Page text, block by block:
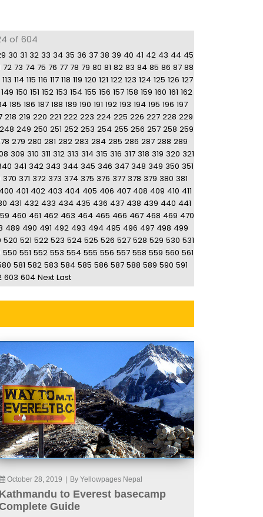
of 604
30 31 32 33 34 35 36 37 38 39 40 41 42 43 44 45
72 73 74 75 76 77 78 79 80 81 82 83 84 85 86 87 88
113 114 115 116 117 118 119 120 121 122 123 124 125 126 127
149 150 151 152 153 154 155 156 157 158 159 160 161 162
185 186 187 188 189 190 191 192 193 194 195 196 197
218 219 220 221 222 223 224 225 226 227 228 229
248 249 250 251 252 253 254 255 256 257 258 259
279 280 281 282 283 284 285 286 287 288 289
309 310 311 312 313 314 315 316 317 318 319 320 321
341 342 343 344 345 346 347 348 349 350 351
370 371 372 373 374 375 376 377 378 379 380 381
401 402 403 404 405 406 407 408 409 410 411
431 432 433 434 435 436 437 438 439 440 441
460 461 462 463 464 465 466 467 468 469 470
489 490 491 492 493 494 495 496 497 498 499
520 521 522 523 524 525 526 527 528 529 530 531
550 551 552 553 554 555 556 557 558 559 560 561
581 582 583 584 585 586 587 588 589 590 591
603 604 Next Last
October 28, 2019 By Yellowpages Nepal
Kathmandu to Everest basecamp
Guide